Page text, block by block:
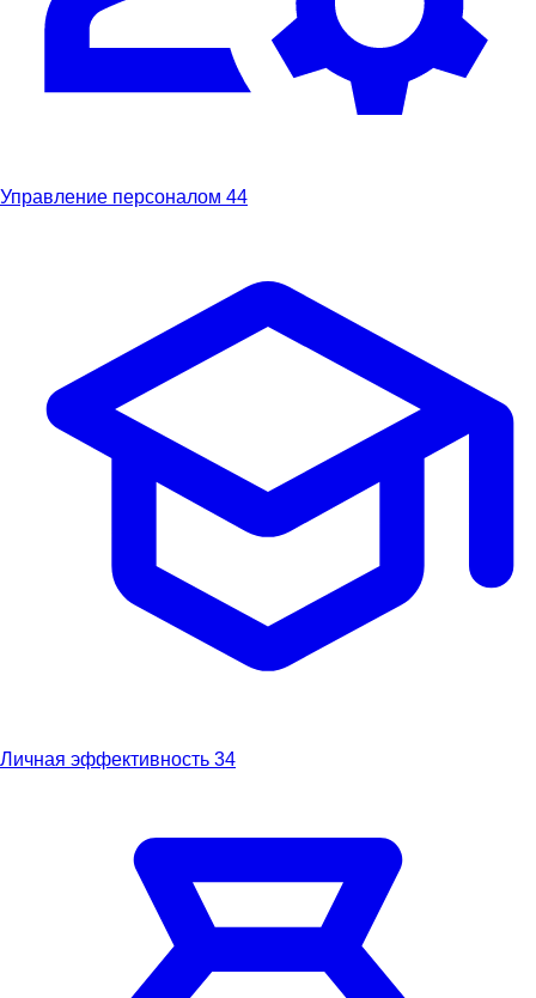
Управление персоналом 44
Личная эффективность 34